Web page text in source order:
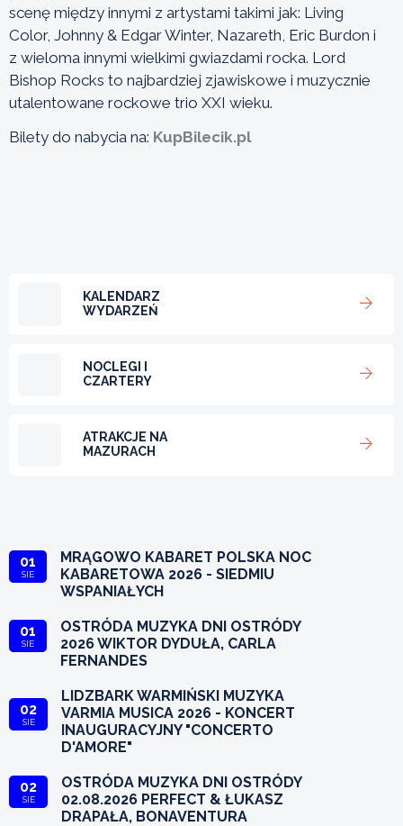
scenę między innymi z artystami takimi jak: Living
Color, Johnny & Edgar Winter, Nazareth, Eric Burdon i
z wieloma innymi wielkimi gwiazdami rocka. Lord
Bishop Rocks to najbardziej zjawiskowe i muzycznie
utalentowane rockowe trio XXI wieku.
Bilety do nabycia na: KupBilecik.pl
KALENDARZ
WYDARZEŃ
NOCLEGI I
CZARTERY
ATRAKCJE NA
MAZURACH
01
SIE
MRĄGOWO KABARET POLSKA NOC
KABARETOWA 2026 - SIEDMIU
WSPANIAŁYCH
01
SIE
OSTRÓDA MUZYKA DNI OSTRÓDY
2026 WIKTOR DYDUŁA, CARLA
FERNANDES
02
SIE
LIDZBARK WARMIŃSKI MUZYKA
VARMIA MUSICA 2026 - KONCERT
INAUGURACYJNY "CONCERTO
D'AMORE"
02
SIE
OSTRÓDA MUZYKA DNI OSTRÓDY
02.08.2026 PERFECT & ŁUKASZ
DRAPAŁA, BONAVENTURA